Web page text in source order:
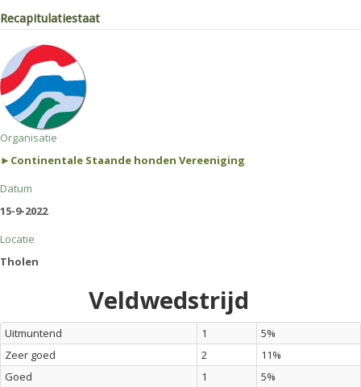
Recapitulatiestaat
Organisatie
►Continentale Staande honden Vereeniging
Datum
15-9-2022
Locatie
Tholen
Veldwedstrijd
Uitmuntend 1
5%
Zeer goed
2
11%
Goed
1
5%